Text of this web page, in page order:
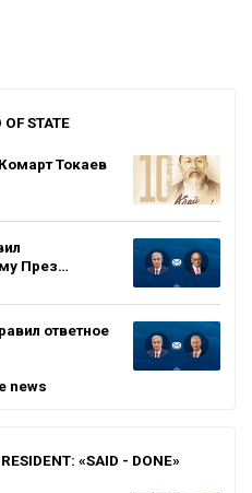
STATE
Токаев
През…
ответное
news
«SAID - DONE»